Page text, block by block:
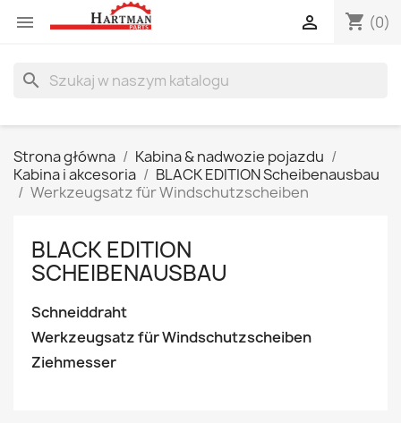
 shopping_cart (0)

search
Strona główna
Kabina & nadwozie pojazdu
Kabina i akcesoria
BLACK EDITION Scheibenausbau
Werkzeugsatz für Windschutzscheiben
BLACK EDITION
SCHEIBENAUSBAU
Schneiddraht
Werkzeugsatz für Windschutzscheiben
Ziehmesser